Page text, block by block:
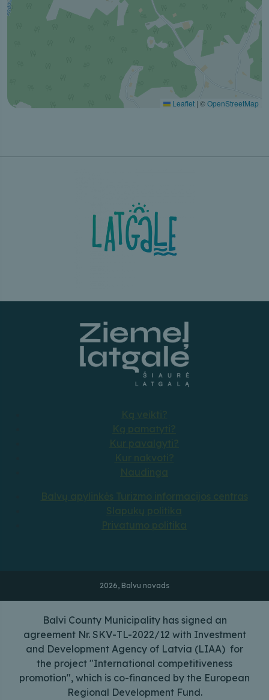
Leaflet | ©OpenStreetMap
Ką veikti?
Ką pamatyti?
Kur pavalgyti?
Kur nakvoti?
Naudinga
Balvų apylinkės Turizmo informacijos centras
Slapukų politika
Privatumo politika
2026, Balvu novads
Balvi County Municipality has signed an
agreement Nr. SKV-TL-2022/12 with Investment
and Development Agency of Latvia (LIAA) for
the project "International competitiveness
promotion", which is co-financed by the European
Regional Development Fund.